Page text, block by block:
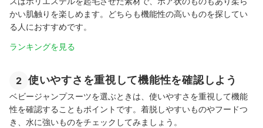
かい肌触りを楽しめます。どちらも機能性の高いものを探してい
る人におすすめです。
ランキングを見る
2 使いやすさを重視して機能性を確認しよう
ベビージャンプスーツを選ぶときは、使いやすさを重視して機能
性を確認することもポイントです。着脱しやすいものやフードつ
き、水に強いものをチェックしてみましょう。